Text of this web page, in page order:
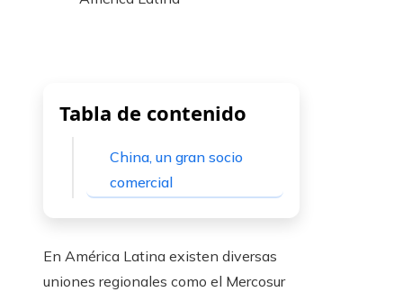
Tabla de contenido
China, un gran socio
comercial
En América Latina existen diversas
uniones regionales como el Mercosur